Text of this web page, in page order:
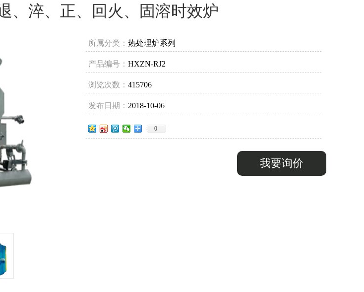
、淬、正、回火、固溶时效炉
所属分类： 热处理炉系列
产品编号： HXZN-RJ2
浏览次数： 415706
发布日期： 2018-10-06
0
我要询价